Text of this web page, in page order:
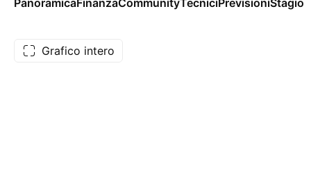
PanoramicaFinanzaCommunityTecniciPrevisioni
Grafico intero